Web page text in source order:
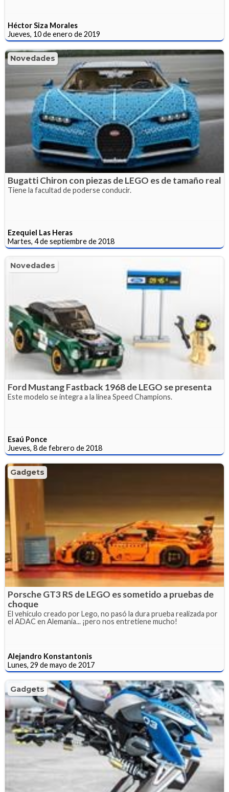
Héctor Siza Morales
Jueves, 10 de enero de 2019
Novedades
Bugatti Chiron con piezas de LEGO es de tamaño real
Tiene la facultad de poderse conducir.
Ezequiel Las Heras
Martes, 4 de septiembre de 2018
Novedades
Ford Mustang Fastback 1968 de LEGO se presenta
Este modelo se integra a la línea Speed Champions.
Esaú Ponce
Jueves, 8 de febrero de 2018
Gadgets
Porsche GT3 RS de LEGO es sometido a pruebas de
choque
El vehículo creado por Lego, no pasó la dura prueba realizada por
el ADAC en Alemania... ¡pero nos entretiene mucho!
Alejandro Konstantonis
Lunes, 29 de mayo de 2017
Gadgets